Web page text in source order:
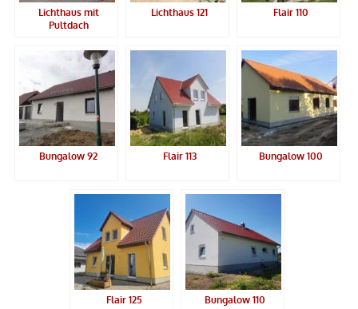
Lichthaus mit
Pultdach
Lichthaus 121 Flair 110
Bungalow 92 Flair 113 Bungalow 100
Flair 125 Bungalow 110